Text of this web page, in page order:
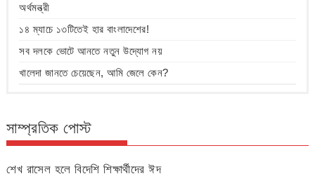
অর্থমন্ত্রী
১৪ ম্যাচে ১৩টিতেই হার বাংলাদেশের!
সব দলকে ভোটে আনতে নতুন উদ্যোগ নয়
খালেদা জানতে চেয়েছেন, আমি জেলে কেন?
সাম্প্রতিক পোস্ট
শেখ রাসেল হলে বিদেশি শিক্ষার্থীদের ঈদ